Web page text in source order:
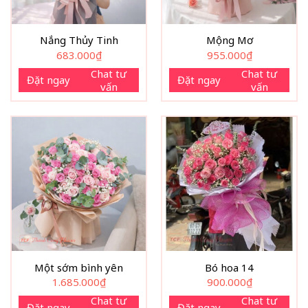
Nắng Thủy Tinh
683.000₫
Đặt ngay
Chat tư
vấn
Mộng Mơ
955.000₫
Đặt ngay
Chat tư
vấn
Một sớm bình yên
1.685.000₫
Chat tư
Bó hoa 14
900.000₫
Chat tư